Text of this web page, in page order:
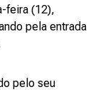
feira (12),
pela entrada
pelo seu